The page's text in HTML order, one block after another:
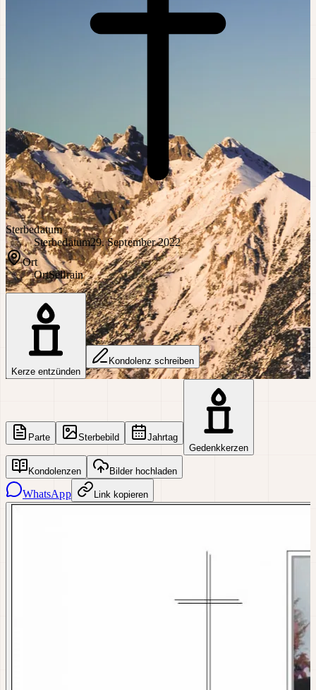
Sterbedatum
Sterbedatum29. September 2022
Ort
OrtSellrain
Kerze entzünden
Kondolenz schreiben
Parte Sterbebild
Jahrtag
Gedenkkerzen
Kondolenzen Bilder hochladen
WhatsApp Link kopieren